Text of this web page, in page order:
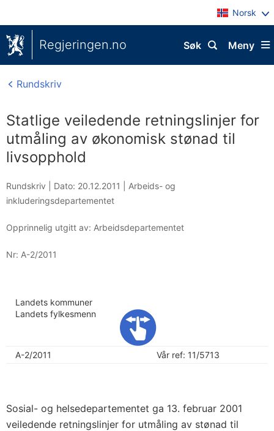
Norsk
Regjeringen.no Meny
Søk
Rundskriv
Statlige veiledende retningslinjer for
utmåling av økonomisk stønad til
livsopphold
Rundskriv | Dato: 20.12.2011
Arbeids- og
inkluderingsdepartementet
Opprinnelig utgitt av: Arbeidsdepartementet
Nr: A-2/2011
Landets kommuner
Landets fylkesmenn
A-2/2011 Vår ref: 11/5713
Sosial- og helsedepartementet ga 13. februar 2001
veiledende retningslinjer for utmåling av stønad til